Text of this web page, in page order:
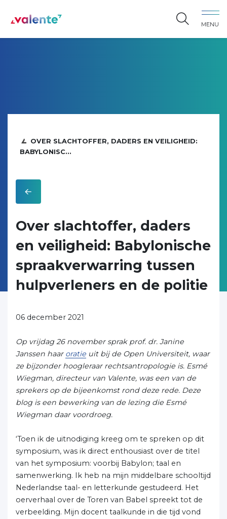
MENU
OVER SLACHTOFFER, DADERS EN VEILIGHEID:
BABYLONISC...
Over slachtoffer, daders
en veiligheid: Babylonische
spraakverwarring tussen
hulpverleners en de politie
06 december 2021
Op vrijdag 26 november sprak prof. dr. Janine
Janssen haar oratie uit bij de Open Universiteit, waar
ze bijzonder hoogleraar rechtsantropologie is. Esmé
Wiegman, directeur van Valente, was een van de
sprekers op de bijeenkomst rond deze rede. Deze
blog is een bewerking van de lezing die Esmé
Wiegman daar voordroeg.
‘Toen ik de uitnodiging kreeg om te spreken op dit
symposium, was ik direct enthousiast over de titel
van het symposium: voorbij Babylon; taal en
samenwerking. Ik heb na mijn middelbare schooltijd
Nederlandse taal- en letterkunde gestudeerd. Het
oerverhaal over de Toren van Babel spreekt tot de
verbeelding. Mijn docent taalkunde in die tijd vond